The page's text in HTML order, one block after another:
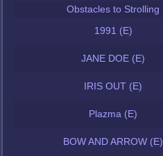
Obstacles to Strolling
1991 (E)
JANE DOE (E)
IRIS OUT (E)
Plazma (E)
BOW AND ARROW (E)